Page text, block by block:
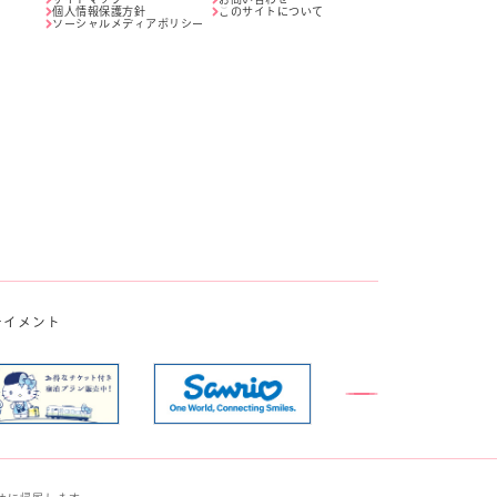
個人情報保護方針
このサイトについて
ソーシャルメディアポリシー
メント